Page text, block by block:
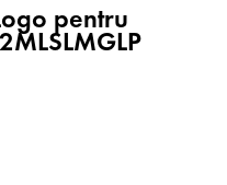
pentru